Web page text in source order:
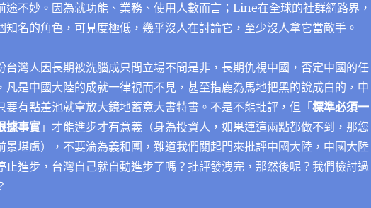
途不妙。因為就功能、業務、使用人數而言；Line在全球的社群網路界，
知名的角色，可見度極低，幾乎沒人在討論它，至少沒人拿它當敵手。
台灣人因長期被洗腦成只問立場不問是非，長期仇視中國，否定中國的任
凡是中國大陸的成就一律視而不見，甚至指鹿為馬地把黑的說成白的，中
要有點差池就拿放大鏡地蓄意大書特書。不是不能批評，但「標準必須一
據事實」才能進步才有意義（身為投資人，如果連這兩點都做不到，那您
景堪慮），不要淪為義和圑，難道我們關起門來批評中國大陸，中國大陸
止進步，台灣自己就自動進步了嗎？批評發洩完，那然後呢？我們檢討過